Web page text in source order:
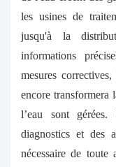
les usines de
jusqu'à la
informations
mesures
encore transformera
l’eau sont
diagnostics et des
nécessaire de toute